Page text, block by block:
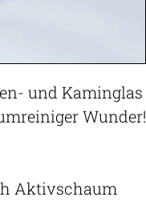
und Kaminglas
Wunder!
Aktivschaum